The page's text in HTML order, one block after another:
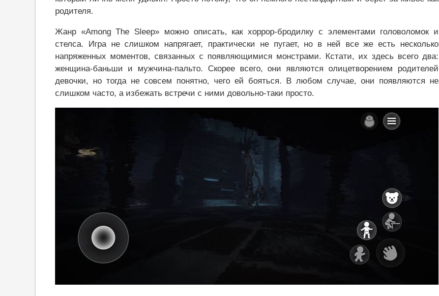
родителя.
Жанр «Among The Sleep» можно описать, как хоррор-бродилку с элементами головоломок и
стелса. Игра не слишком напрягает, практически не пугает, но в ней все же есть несколько
напряженных моментов, связанных с появляющимися монстрами. Кстати, их здесь всего два:
женщина-баньши и мужчина-пальто. Скорее всего, они являются олицетворением родителей
девочки, но тогда не совсем понятно, чего ей бояться. В любом случае, они появляются не
слишком часто, а избежать встречи с ними довольно-таки просто.